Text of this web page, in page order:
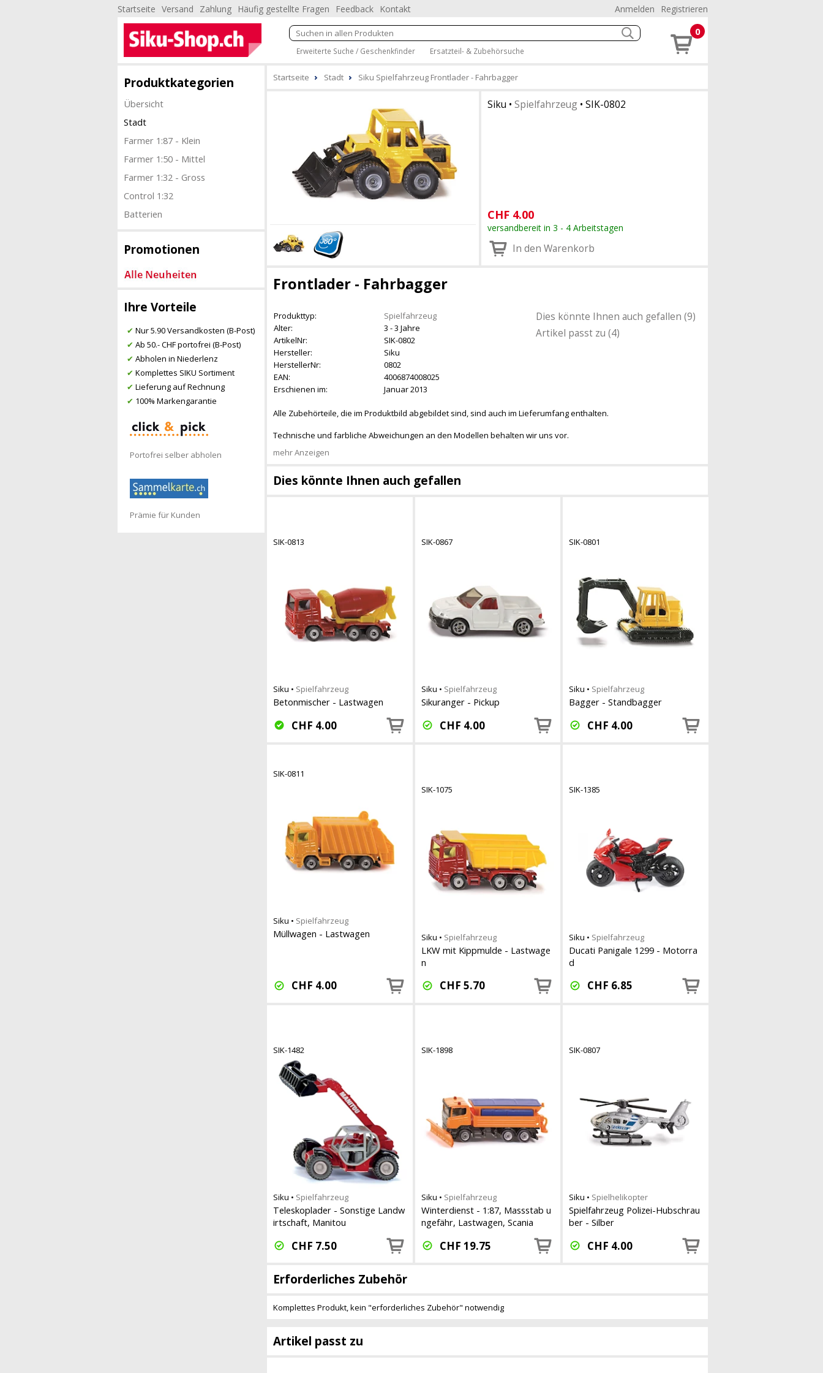
Startseite Versand Zahlung Häufig gestellte Fragen Feedback Kontakt Anmelden Registrieren
Erweiterte Suche / Geschenkfinder Ersatzteil- & Zubehörsuche
0
Produktkategorien
Übersicht
Stadt
Farmer 1:87 - Klein
Farmer 1:50 - Mittel
Farmer 1:32 - Gross
Control 1:32
Batterien
Promotionen
Ihre Vorteile
✔ Nur 5.90 Versandkosten (B-Post)
✔ Ab 50.- CHF portofrei (B-Post)
✔ Abholen in Niederlenz
✔ Komplettes SIKU Sortiment
✔ Lieferung auf Rechnung
✔ 100% Markengarantie
Portofrei selber abholen
Prämie für Kunden
Startseite Stadt Siku Spielfahrzeug Frontlader - Fahrbagger
Siku • Spielfahrzeug• SIK-0802
CHF 4.00
versandbereit in 3 - 4 Arbeitstagen
In den Warenkorb
Frontlader - Fahrbagger
Produkttyp:
Spielfahrzeug
Alter:
3 - 3 Jahre
ArtikelNr:
SIK-0802
Hersteller:
Siku
HerstellerNr:
0802
EAN:
4006874008025
Erschienen im:
Januar 2013
Dies könnte Ihnen auch gefallen (9)
Artikel passt zu (4)
Alle Zubehörteile, die im Produktbild abgebildet sind, sind auch im Lieferumfang enthalten.
Technische und farbliche Abweichungen an den Modellen behalten wir uns vor.
mehr Anzeigen
Dies könnte Ihnen auch gefallen
SIK-0813
Siku • Spielfahrzeug
Betonmischer - Lastwagen
CHF 4.00
SIK-0867
Siku • Spielfahrzeug
Sikuranger - Pickup
CHF 4.00
SIK-0801
Siku • Spielfahrzeug
Bagger - Standbagger
CHF 4.00
SIK-0811
Siku • Spielfahrzeug
Müllwagen - Lastwagen
CHF 4.00
SIK-1075
Siku • Spielfahrzeug
LKW mit Kippmulde - Lastwage
n
CHF 5.70
SIK-1385
Siku • Spielfahrzeug
Ducati Panigale 1299 - Motorra
d
CHF 6.85
SIK-1482
Siku • Spielfahrzeug
Teleskoplader - Sonstige Landw
irtschaft, Manitou
CHF 7.50
SIK-1898
Siku • Spielfahrzeug
Winterdienst - 1:87, Massstab u
ngefähr, Lastwagen, Scania
CHF 19.75
SIK-0807
Siku • Spielhelikopter
Spielfahrzeug Polizei-Hubschrau
ber - Silber
CHF 4.00
Erforderliches Zubehör
Komplettes Produkt, kein "erforderliches Zubehör" notwendig
Artikel passt zu